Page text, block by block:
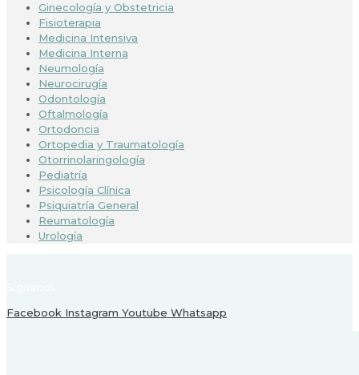
Ginecología y Obstetricia
Fisioterapia
Medicina Intensiva
Medicina Interna
Neumología
Neurocirugía
Odontología
Oftalmología
Ortodoncia
Ortopedia y Traumatología
Otorrinolaringología
Pediatría
Psicología Clínica
Psiquiatría General
Reumatología
Urología
Facebook Instagram Youtube Whatsapp